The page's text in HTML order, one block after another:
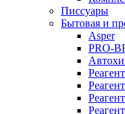
Писсуары
Бытовая и
Asper
PRO-